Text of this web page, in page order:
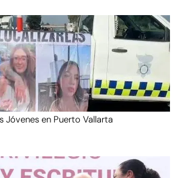
Jóvenes en Puerto Vallarta